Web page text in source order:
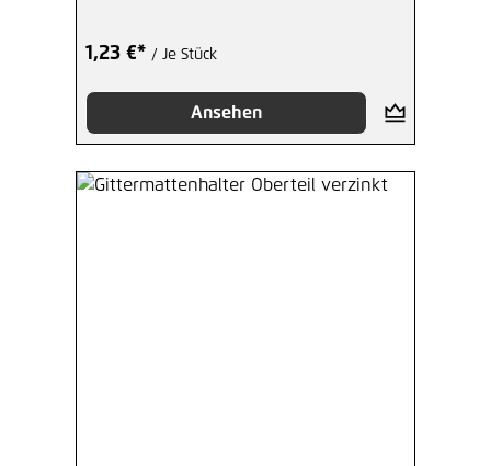
1,23 €* / Je Stück
Ansehen